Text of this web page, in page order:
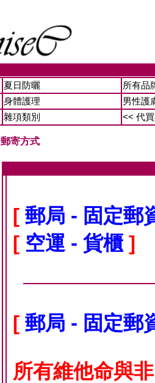
夏日防曬
所有品
身體護理
男性護
雜項類別
<< 代
郵寄方式
[ 郵局 - 固定郵
[ 空運 - 貨櫃 ]
[ 郵局 - 固定郵
所有維他命與